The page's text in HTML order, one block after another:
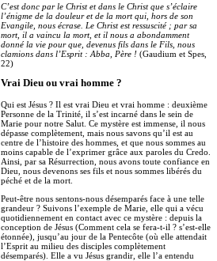
C’est donc par le Christ et dans le Christ que s’éclaire
l’énigme de la douleur et de la mort qui, hors de son
Evangile, nous écrase. Le Christ est ressuscité ; par sa
mort, il a vaincu la mort, et il nous a abondamment
donné la vie pour que, devenus fils dans le Fils, nous
clamions dans l’Esprit : Abba, Père ! (Gaudium et Spes,
22)
Vrai Dieu ou vrai homme ?
Qui est Jésus ? Il est vrai Dieu et vrai homme : deuxième
Personne de la Trinité, il s’est incarné dans le sein de
Marie pour notre Salut. Ce mystère est immense, il nous
dépasse complètement, mais nous savons qu’il est au
centre de l’histoire des hommes, et que nous sommes au
moins capable de l’exprimer grâce aux paroles du Credo.
Ainsi, par sa Résurrection, nous avons toute confiance en
Dieu, nous devenons ses fils et nous sommes libérés du
péché et de la mort.
Peut-être nous sentons-nous désemparés face à une telle
grandeur ? Suivons l’exemple de Marie, elle qui a vécu
quotidiennement en contact avec ce mystère : depuis la
conception de Jésus (Comment cela se fera-t-il ? s’est-elle
étonnée), jusqu’au jour de la Pentecôte (où elle attendait
l’Esprit au milieu des disciples complètement
désemparés). Elle a vu Jésus grandir, elle l’a entendu